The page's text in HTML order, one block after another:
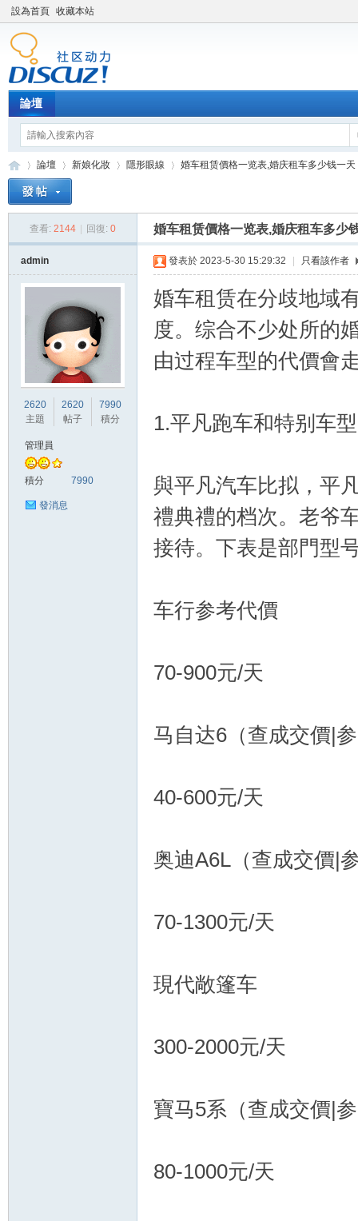
設為首頁 收藏本站
論壇
論壇
›
新娘化妝
›
隱形眼線
›
婚车租赁價格一览表,婚庆租车多少钱一天
查看: 2144 回復: 0 婚车租赁價格一览表,婚庆租车多少
admin
2620
主題
2620
帖子
7990
積分
管理員
積分 7990
發消息
發表於 2023-5-30 15:29:32 只看該作者
婚车租赁在分歧地域
度。综合不少处所的
由过程车型的代價會
1.平凡跑车和特别车
與平凡汽车比拟，平
禮典禮的档次。老爷
接待。下表是部門型
车行参考代價
70-900元/天
马自达6（查成交價|
40-600元/天
奥迪A6L（查成交價|
70-1300元/天
現代敞篷车
300-2000元/天
寶马5系（查成交價|
80-1000元/天